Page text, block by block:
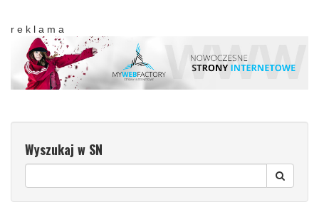
r e k l a m a
Wyszukaj w SN